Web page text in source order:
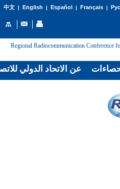
中文| English | Español | Français|
: [Regional Radiocommunication
عن الاتحاد الدولي